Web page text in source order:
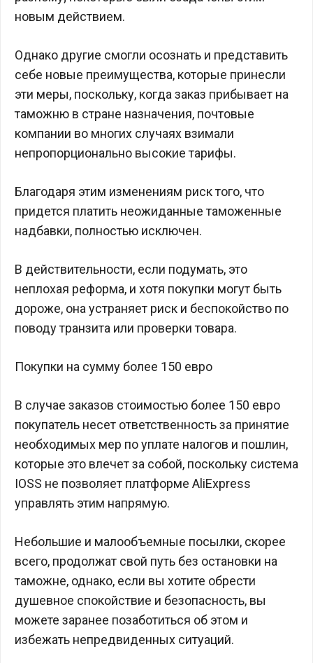
новым действием.
Однако другие смогли осознать и представить
себе новые преимущества, которые принесли
эти меры, поскольку, когда заказ прибывает на
таможню в стране назначения, почтовые
компании во многих случаях взимали
непропорционально высокие тарифы.
Благодаря этим изменениям риск того, что
придется платить неожиданные таможенные
надбавки, полностью исключен.
В действительности, если подумать, это
неплохая реформа, и хотя покупки могут быть
дороже, она устраняет риск и беспокойство по
поводу транзита или проверки товара.
Покупки на сумму более 150 евро
В случае заказов стоимостью более 150 евро
покупатель несет ответственность за принятие
необходимых мер по уплате налогов и пошлин,
которые это влечет за собой, поскольку система
IOSS не позволяет платформе AliExpress
управлять этим напрямую.
Небольшие и малообъемные посылки, скорее
всего, продолжат свой путь без остановки на
таможне, однако, если вы хотите обрести
душевное спокойствие и безопасность, вы
можете заранее позаботиться об этом и
избежать непредвиденных ситуаций.